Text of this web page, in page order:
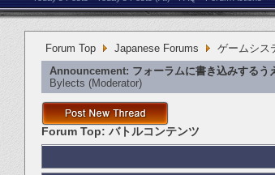
Forum Top Japanese Forums ゲームシス
Announcement: フォーラムに書き込みするう
Bylects ‎(Moderator)
Forum Top: バトルコンテンツ